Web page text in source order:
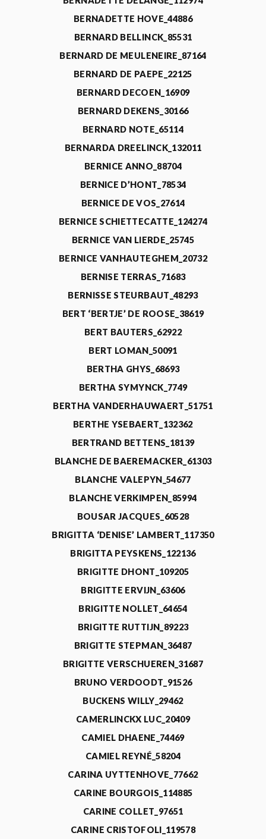
BERNADETTE HOVE_44886
BERNARD BELLINCK_85531
BERNARD DE MEULENEIRE_87164
BERNARD DE PAEPE_22125
BERNARD DECOEN_16909
BERNARD DEKENS_30166
BERNARD NOTE_65114
BERNARDA DREELINCK_132011
BERNICE ANNO_88704
BERNICE D’HONT_78534
BERNICE DE VOS_27614
BERNICE SCHIETTECATTE_124274
BERNICE VAN LIERDE_25745
BERNICE VANHAUTEGHEM_20732
BERNISE TERRAS_71683
BERNISSE STEURBAUT_48293
BERT ‘BERTJE’ DE ROOSE_38619
BERT BAUTERS_62922
BERT LOMAN_50091
BERTHA GHYS_68693
BERTHA SYMYNCK_7749
BERTHA VANDERHAUWAERT_51751
BERTHE YSEBAERT_132362
BERTRAND BETTENS_18139
BLANCHE DE BAEREMACKER_61303
BLANCHE VALEPYN_54677
BLANCHE VERKIMPEN_85994
BOUSAR JACQUES_60528
BRIGITTA ‘DENISE’ LAMBERT_117350
BRIGITTA PEYSKENS_122136
BRIGITTE DHONT_109205
BRIGITTE ERVIJN_63606
BRIGITTE NOLLET_64654
BRIGITTE RUTTIJN_89223
BRIGITTE STEPMAN_36487
BRIGITTE VERSCHUEREN_31687
BRUNO VERDOODT_91526
BUCKENS WILLY_29462
CAMERLINCKX LUC_20409
CAMIEL DHAENE_74469
CAMIEL REYNÉ_58204
CARINA UYTTENHOVE_77662
CARINE BOURGOIS_114885
CARINE COLLET_97651
CARINE CRISTOFOLI_119578